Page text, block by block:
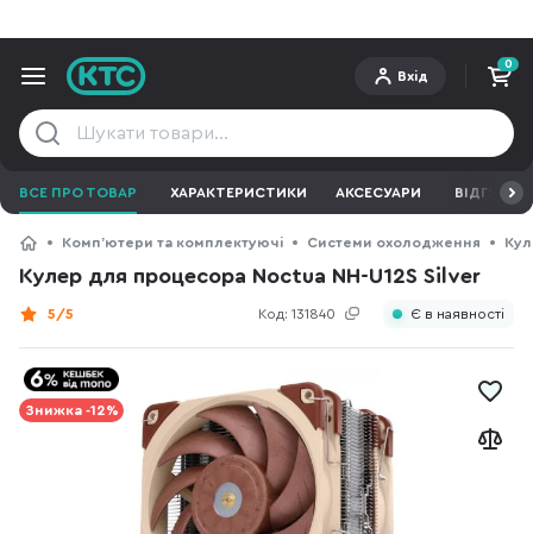
Вхід
0
ВСЕ ПРО ТОВАР ХАРАКТЕРИСТИКИ АКСЕСУАРИ ВІДГУКИ
Компʼютери та комплектуючі Системи охолодження
Кулер для процесора Noctua NH-U12S Silver
Код: 131840
5/5 Є в наявності
Знижка -12%